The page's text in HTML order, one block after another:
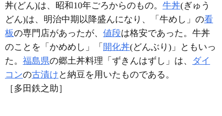
丼(どん)は、昭和10年ごろからのもの。 牛丼(ぎゅう
どん)は、明治中期以降盛んになり、「牛めし」の看
板の専門店があったが、 値段は格安であった。牛丼
のことを「かめめし」「 開化丼(どんぶり)」ともいっ
た。 福島県の郷土丼料理「ずきんはずし」は、 ダイ
コンの古漬け と納豆を用いたものである。
［多田鉄之助］